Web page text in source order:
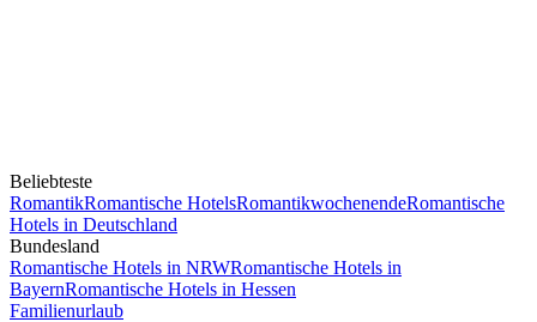
Beliebteste
RomantikRomantische HotelsRomantikwochenendeRomantische
Hotels in Deutschland
Bundesland
Romantische Hotels in NRWRomantische Hotels in
BayernRomantische Hotels in Hessen
Familienurlaub